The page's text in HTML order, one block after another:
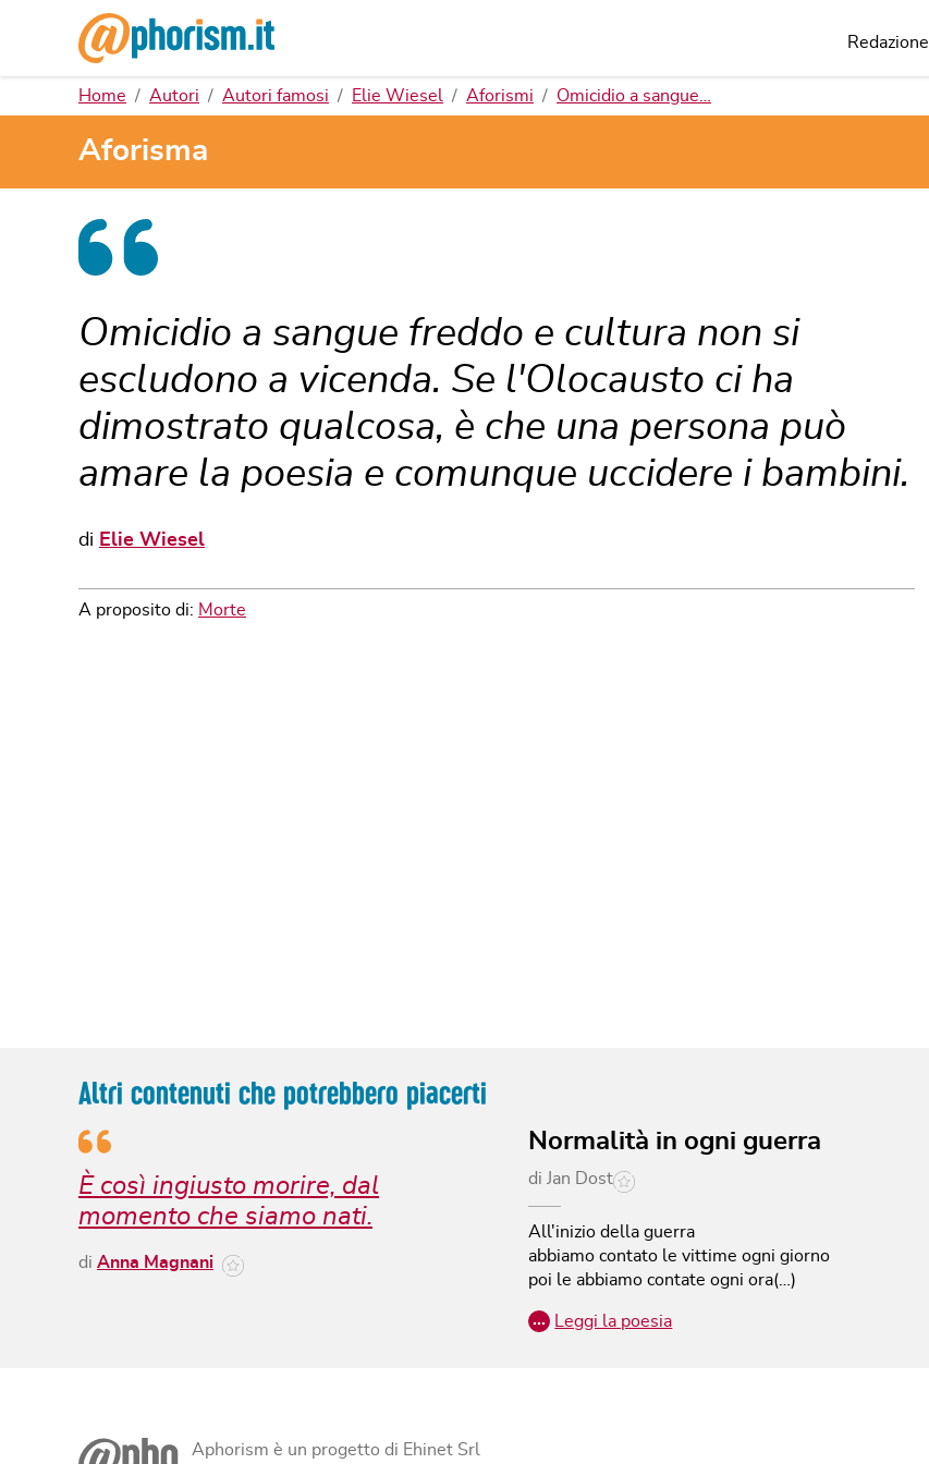
Redazione
Home Autori Autori famosi Elie Wiesel Aforismi Omicidio a sangue…
Aforisma
Omicidio a sangue freddo e cultura non si
escludono a vicenda. Se l'Olocausto ci ha
dimostrato qualcosa, è che una persona può
amare la poesia e comunque uccidere i bambini.
di Elie Wiesel
A proposito di: Morte
Altri contenuti che potrebbero piacerti
È così ingiusto morire, dal
momento che siamo nati.
di Anna Magnani
Normalità in ogni guerra
di Jan Dost
All'inizio della guerra
abbiamo contato le vittime ogni giorno
poi le abbiamo contate ogni ora(…)
… Leggi la poesia
Aphorism è un progetto di Ehinet Srl